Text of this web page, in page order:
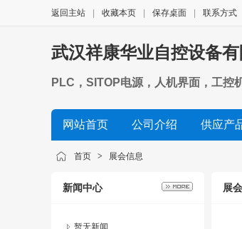
返回主站 收藏本页 保存桌面 联系方式
武汉祥康华业自控设备有
PLC，SITOP电源，人机界面，工
网站首页 公司介绍 供应产
首页 > 展会信息
新闻中心
暂无新闻
展